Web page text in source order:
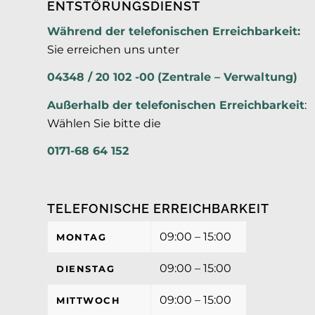
ENTSTÖRUNGSDIENST
Während der telefonischen Erreichbarkeit:
Sie erreichen uns unter
04348 / 20 102 -00 (Zentrale – Verwaltung)
Außerhalb der telefonischen Erreichbarkeit:
Wählen Sie bitte die
0171-68 64 152
TELEFONISCHE ERREICHBARKEIT
MONTAG 09:00 – 15:00
DIENSTAG 09:00 – 15:00
MITTWOCH 09:00 – 15:00